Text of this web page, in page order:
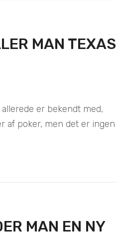
MAN TEXAS
er bekendt med,
af poker, men det er ingen
MAN EN NY